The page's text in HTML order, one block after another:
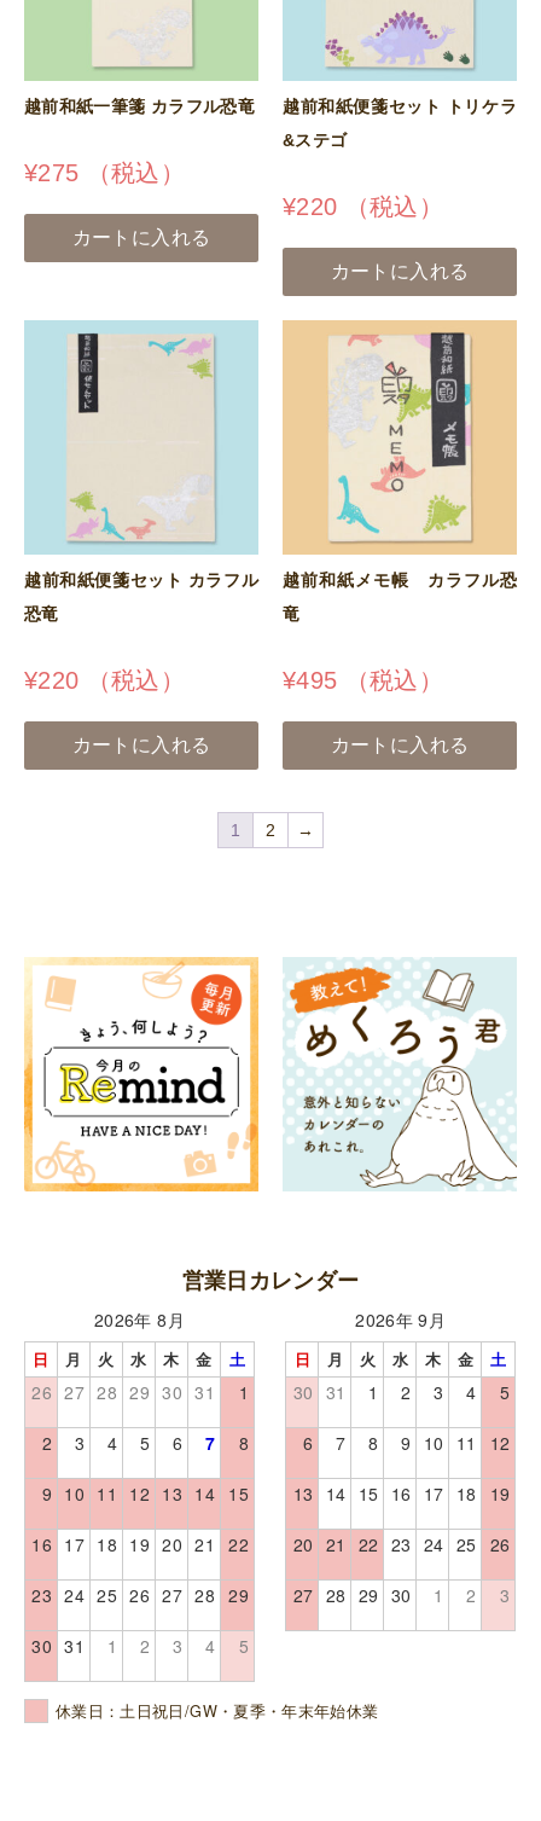
越前和紙一筆箋 カラフル恐竜
¥275 （税込）
カートに入れる
越前和紙便箋セット トリケラ
&ステゴ
¥220 （税込）
カートに入れる
越前和紙便箋セット カラフル
恐竜
¥220 （税込）
カートに入れる
越前和紙メモ帳 カラフル恐
竜
¥495 （税込）
カートに入れる
1 2 →
営業日カレンダー
2026年 8月
日 月 火 水 木 金 土
26 27 28 29 30 31 1
2 3 4 5 6 7 8
9 10 11 12 13 14 15
16 17 18 19 20 21 22
23 24 25 26 27 28 29
30 31 1 2 3 4 5
2026年 9月
日 月 火 水 木 金 土
30 31 1 2 3 4 5
6 7 8 9 10 11 12
13 14 15 16 17 18 19
20 21 22 23 24 25 26
27 28 29 30 1 2 3
休業日：土日祝日/GW・夏季・年末年始休業